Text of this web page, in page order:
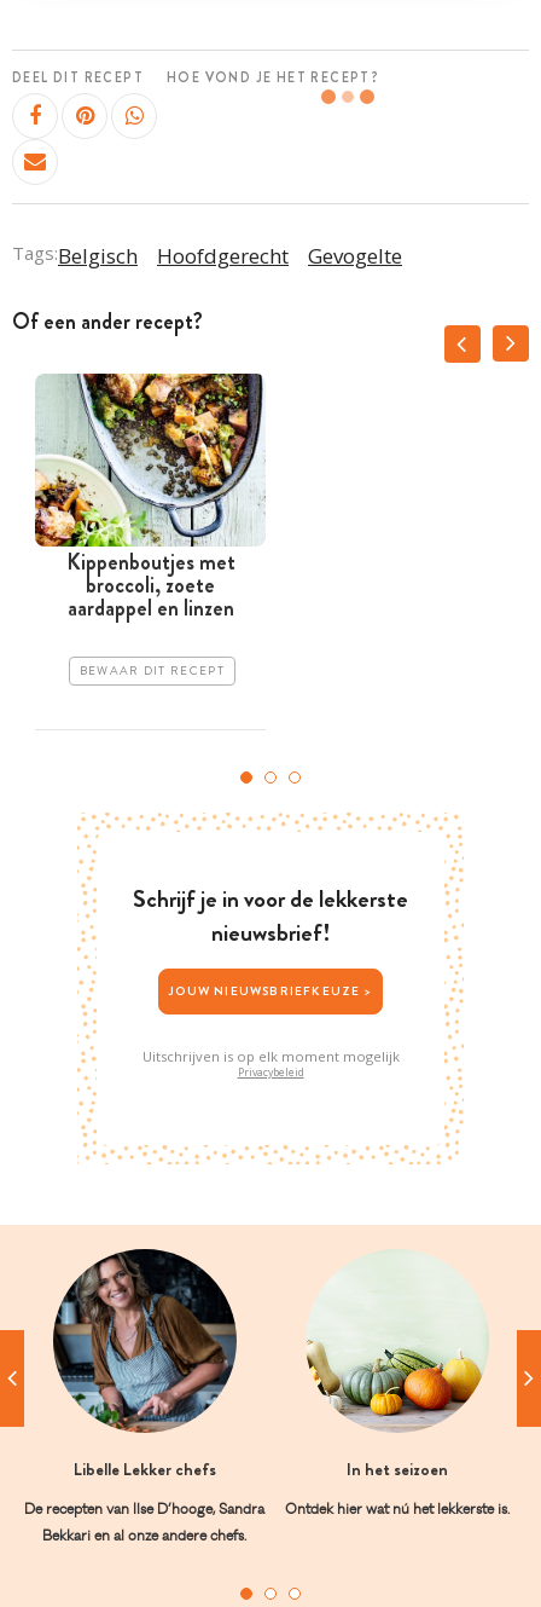
DEEL DIT RECEPT HOE VOND JE HET RECEPT?
Tags:Belgisch Hoofdgerecht Gevogelte
Of een ander recept?
Kippenboutjes met
broccoli, zoete
aardappel en linzen
BEWAAR DIT RECEPT
Schrijf je in voor de lekkerste
nieuwsbrief!
JOUW NIEUWSBRIEFKEUZE >
Uitschrijven is op elk moment mogelijk
Privacybeleid
Libelle Lekker chefs
De recepten van Ilse D’hooge, Sandra
Bekkari en al onze andere chefs.
In het seizoen
Ontdek hier wat nú het lekkerste is.